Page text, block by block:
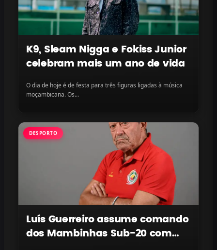
K9, Sleam Nigga e Fokiss Junior
celebram mais um ano de vida
O dia de hoje é de festa para três figuras ligadas à música
moçambicana. Os...
DESPORTO
Luís Guerreiro assume comando
dos Mambinhas Sub-20 com